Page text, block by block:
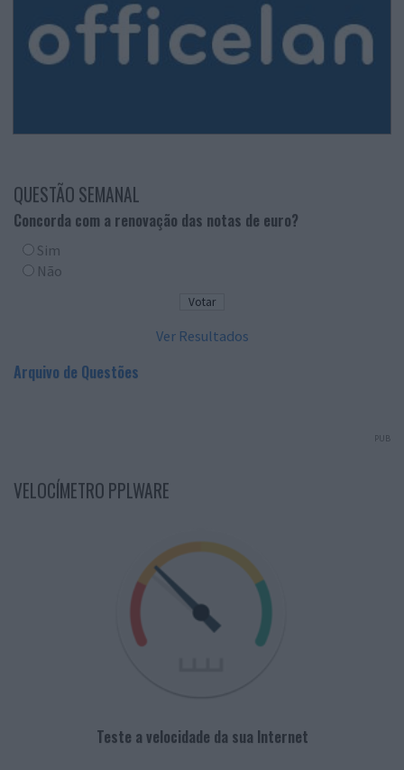
QUESTÃO SEMANAL
Concorda com a renovação das notas de euro?
Sim
Não
Ver Resultados
Arquivo de Questões
PUB
VELOCÍMETRO PPLWARE
Teste a velocidade da sua Internet